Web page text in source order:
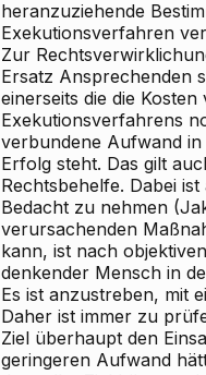
heranzuziehende
Exekutionsverfahren
Zur
Ersatz Ansprechenden
einerseits die die
Exekutionsverfahrens
verbundene Aufwand
Erfolg steht. Das gilt
Rechtsbehelfe. Dabei
Bedacht zu nehmen
verursachenden
kann, ist nach
denkender Mensch in
Es ist anzustreben, mit
Daher ist immer zu
Ziel überhaupt den
geringeren Aufwand